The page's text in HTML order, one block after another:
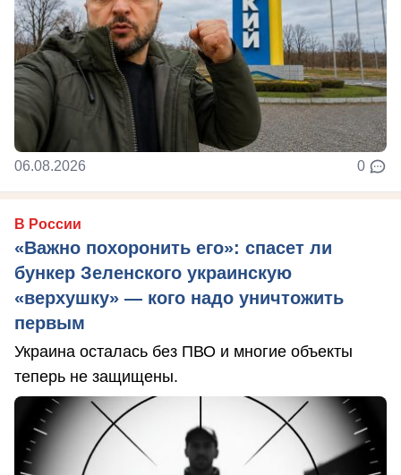
06.08.2026 0
В России
«Важно похоронить его»: спасет ли
бункер Зеленского украинскую
«верхушку» — кого надо уничтожить
первым
Украина осталась без ПВО и многие объекты
теперь не защищены.